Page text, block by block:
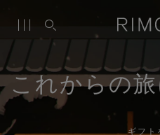
これからの
ギフト